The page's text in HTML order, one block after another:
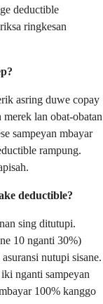
deductible
ringkesan
asring duwe copay
merek lan obat-obatan
sampeyan mbayar
rampung.
deductible?
sing ditutupi.
10 nganti 30%)
nutupi sisane.
nganti sampeyan
100% kanggo